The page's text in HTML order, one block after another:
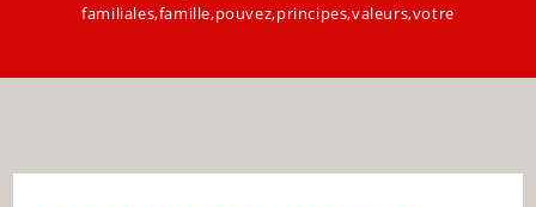
familiales,famille,pouvez,principes,valeurs,votre